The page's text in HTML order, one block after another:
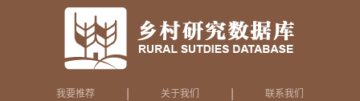
我要推荐 关于我们 联系我们